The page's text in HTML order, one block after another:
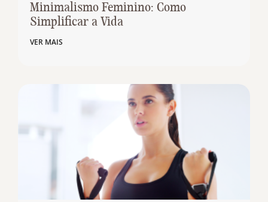
Minimalismo Feminino: Como
Simplificar a Vida
VER MAIS